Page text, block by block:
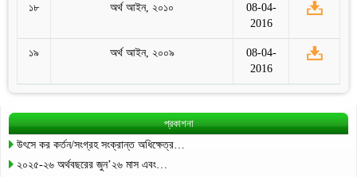
১৮ অর্থ আইন, ২০১০
08-04-
2016
১৯ অর্থ আইন, ২০০৯
08-04-
2016
প্রকাশনা
উৎসে কর কর্তন/সংগ্রহ সংক্রান্ত অধিক্ষেত্র…
২০২৫-২৬ অর্থবছরের জুন’২৬ মাস এবং…